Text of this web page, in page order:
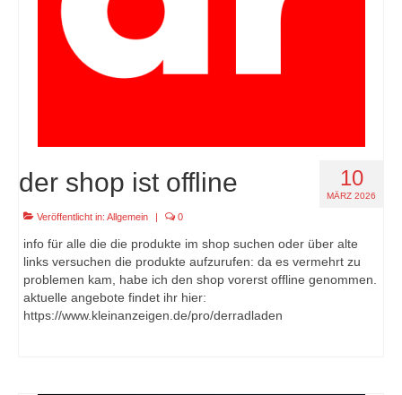
10
MÄRZ 2026
der shop ist offline
Veröffentlicht in: Allgemein 0
info für alle die die produkte im shop suchen oder über alte
links versuchen die produkte aufzurufen: da es vermehrt zu
problemen kam, habe ich den shop vorerst offline genommen.
aktuelle angebote findet ihr hier:
https://www.kleinanzeigen.de/pro/derradladen